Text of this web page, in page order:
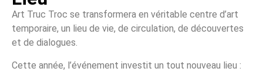
Art Truc Troc se transformera en véritable centre d’art
temporaire, un lieu de vie, de circulation, de découvertes
et de dialogues.
Cette année, l’événement investit un tout nouveau lieu :